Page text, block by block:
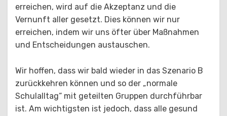
erreichen, wird auf die Akzeptanz und die
Vernunft aller gesetzt. Dies können wir nur
erreichen, indem wir uns öfter über Maßnahmen
und Entscheidungen austauschen.
Wir hoffen, dass wir bald wieder in das Szenario B
zurückkehren können und so der „normale
Schulalltag“ mit geteilten Gruppen durchführbar
ist. Am wichtigsten ist jedoch, dass alle gesund